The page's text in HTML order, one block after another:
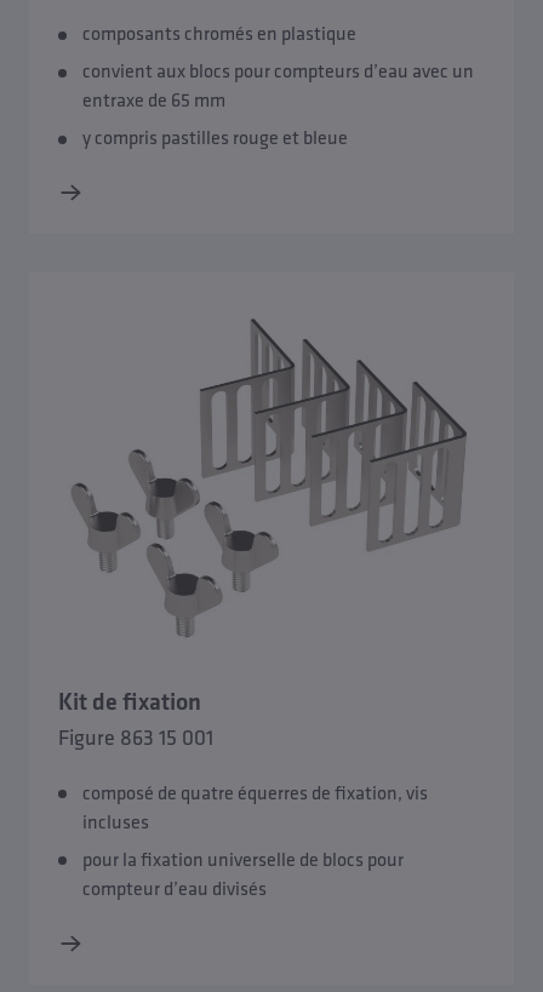
composants chromés en plastique
convient aux blocs pour compteurs d’eau avec un
entraxe de 65 mm
y compris pastilles rouge et bleue
Kit de fixation
Figure 863 15 001
composé de quatre équerres de fixation, vis
incluses
pour la fixation universelle de blocs pour
compteur d’eau divisés